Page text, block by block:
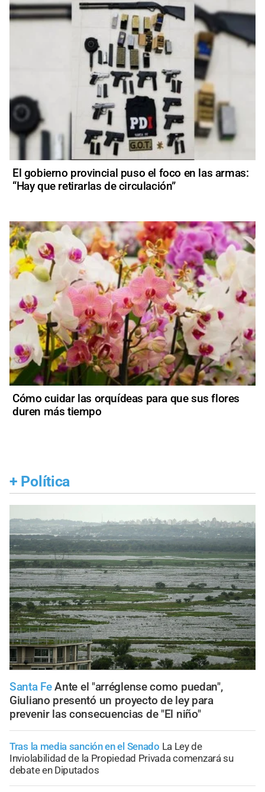
El gobierno provincial puso el foco en las armas:
“Hay que retirarlas de circulación”
Cómo cuidar las orquídeas para que sus flores
duren más tiempo
+ Política
Santa Fe Ante el "arréglense como puedan",
Giuliano presentó un proyecto de ley para
prevenir las consecuencias de "El niño"
Tras la media sanción en el Senado La Ley de
Inviolabilidad de la Propiedad Privada comenzará su
debate en Diputados